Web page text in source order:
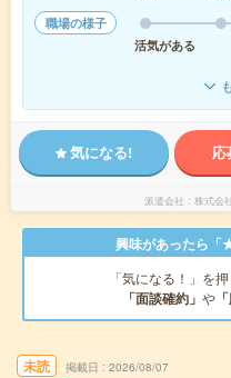
職場の様子
活気がある
気になる! 応
派遣会社 株式会
興味があったら「
「気になる！」を
「面談確約」 や
未読 掲載日 2026/08/07